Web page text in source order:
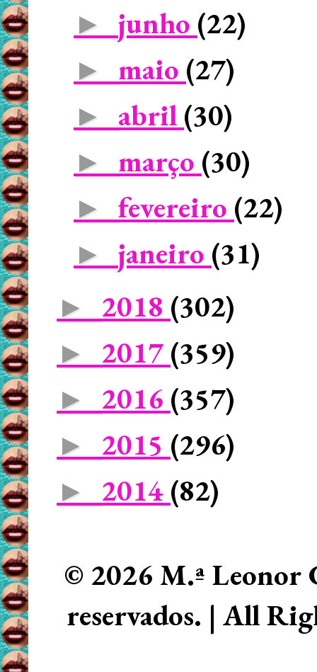
► junho (22)
► maio (27)
► abril (30)
► março (30)
► fevereiro (22)
► janeiro (31)
► 2018 (302)
► 2017 (359)
► 2016 (357)
► 2015 (296)
► 2014 (82)
© 2026 M.ª Leonor
reservados. | All